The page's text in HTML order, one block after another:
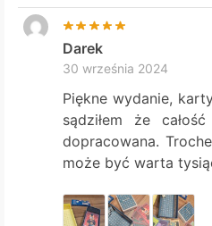
Darek
30 września 2024
Piękne wydanie,
sądziłem że
dopracowana.
może być warta